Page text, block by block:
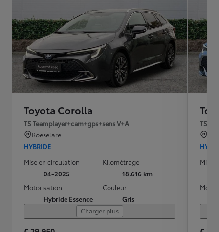
Toyota Corolla
TS Teamplayer+cam+gps+sens V+A
Roeselare
HYBRIDE
Mise en circulation
04-2025
Kilométrage
18.616 km
Motorisation
Hybride Essence
Couleur
Gris
Charger plus
TS
Mise